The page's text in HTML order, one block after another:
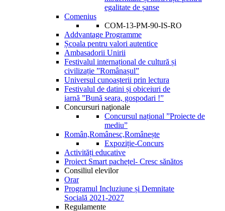
egalitate de șanse
Comenius
COM-13-PM-90-IS-RO
Addvantage Programme
Școala pentru valori autentice
Ambasadorii Unirii
Festivalul internațional de cultură și
civilizație ”Românașul”
Universul cunoașterii prin lectura
Festivalul de datini și obiceiuri de
iarnă ”Bună seara, gospodari !”
Concursuri naţionale
Concursul național ”Proiecte de
mediu”
Român,Românesc,Românește
Expoziție-Concurs
Activități educative
Proiect Smart pachețel- Cresc sănătos
Consiliul elevilor
Orar
Programul Incluziune și Demnitate
Socială 2021-2027
Regulamente